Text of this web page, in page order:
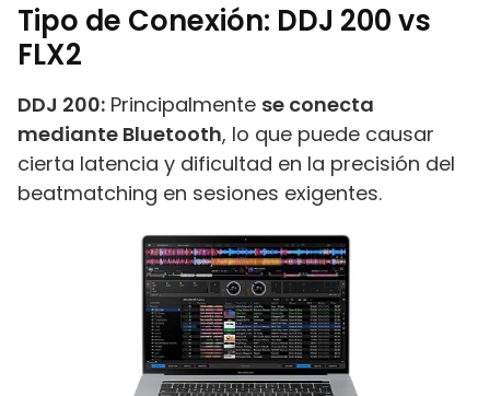
Tipo de Conexión: DDJ 200 vs
FLX2
DDJ 200: Principalmente se conecta
mediante Bluetooth, lo que puede causar
cierta latencia y dificultad en la precisión del
beatmatching en sesiones exigentes.